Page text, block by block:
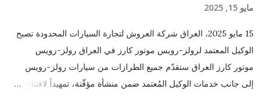
مايو 15, 2025
15 مايو 2025، العراق شركة العروش لتجارة السيارات المحدودة تصبح
الوكيل المعتمد لرولز-رويس موتور كارز في العراق رولز-رويس
موتور كارز العراق ستقدّم جميع الطرازات من سيارات رولز-رويس
إلى جانب خدمات الوكيل المُعتمد ضمن منشأة مؤقّتة، تمهيداً لافتتاح